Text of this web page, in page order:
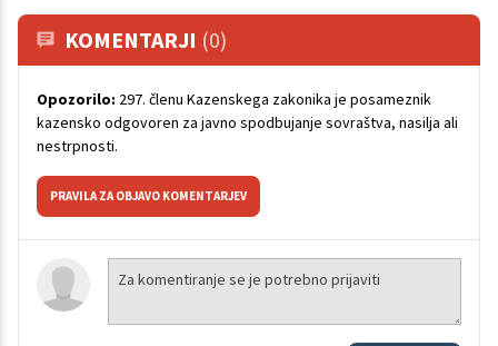
KOMENTARJI (0)
Opozorilo: 297. členu Kazenskega zakonika je posameznik
kazensko odgovoren za javno spodbujanje sovraštva, nasilja ali
nestrpnosti.
PRAVILA ZA OBJAVO KOMENTARJEV